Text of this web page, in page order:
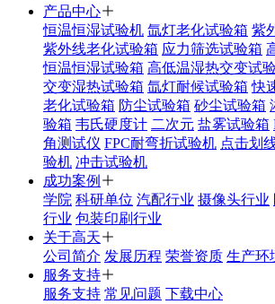
产品中心
恒温恒湿试验机 氙灯老化试验箱 紫
紫外线老化试验箱 应力筛选试验箱
恒温恒湿试验箱 高低温湿热交变试
交变湿热试验箱 氙灯耐候试验箱 快
老化试验箱 防尘试验箱 砂尘试验箱
验箱 韦氏硬度计 二次元 盐雾试验箱
角测试仪 FPC耐弯折试验机 点击划
验机 冲击试验机
成功案例
学院 科研单位 汽配行业 摄像头行业
行业 包装印刷行业
关于高天
公司简介 发展历程 荣誉资质 生产环
服务支持
服务支持 常见问题 下载中心